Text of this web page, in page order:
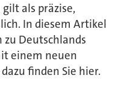
als präzise,
In diesem Artikel
zu Deutschlands
einem neuen
finden Sie hier.